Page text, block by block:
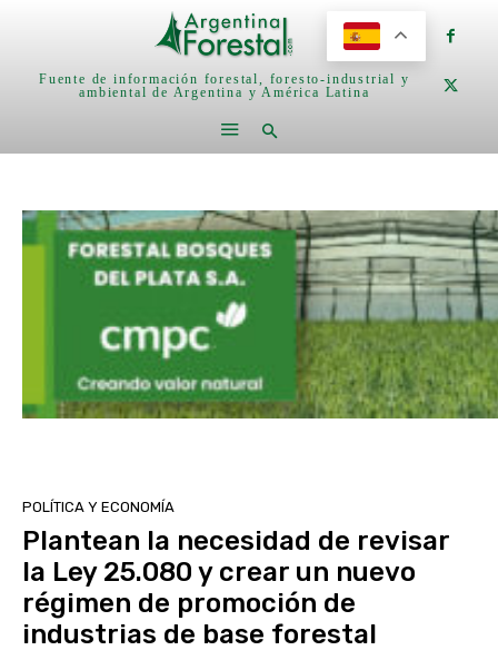
Fuente de información forestal, foresto-industrial y
ambiental de Argentina y América Latina
POLÍTICA Y ECONOMÍA
Plantean la necesidad de revisar
la Ley 25.080 y crear un nuevo
régimen de promoción de
industrias de base forestal